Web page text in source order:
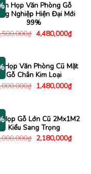
Họp Văn Phòng Gỗ
Nghiệp Hiện Đại Mới
99%
₫ Giá
gốc
4,480,000₫Giá
hiện
Họp Văn Phòng Cũ Mặt
Gỗ Chân Kim Loại
₫ Giá
gốc
1,480,000₫Giá
hiện
Họp Gỗ Lớn Cũ 2Mx1M2
Kiểu Sang Trọng
₫ Giá
gốc
2,180,000₫Giá
hiện